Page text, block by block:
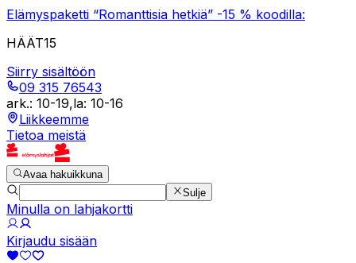
Elämyspaketti “Romanttisia hetkiä” -15 % koodilla:
HÄÄT15
Siirry sisältöön
09 315 76543
ark.: 10-19,la: 10-16
Liikkeemme
Tietoa meistä
Avaa hakuikkuna
Sulje
Minulla on lahjakortti
Kirjaudu sisään